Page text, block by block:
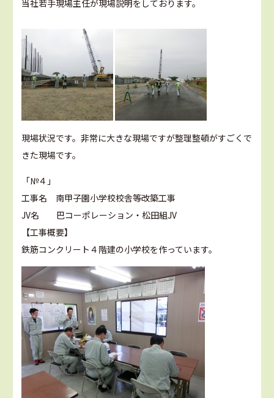
当社若手現場主任が現場説明をしております。
現場状況です。非常に大きな現場ですが整理整頓がすごくで
きた現場です。
「№４」
工事名 南甲子園小学校校舎等改築工事
JV名 巴コーポレーション・松田組JV
【工事概要】
鉄筋コンクリート４階建の小学校を作っています。